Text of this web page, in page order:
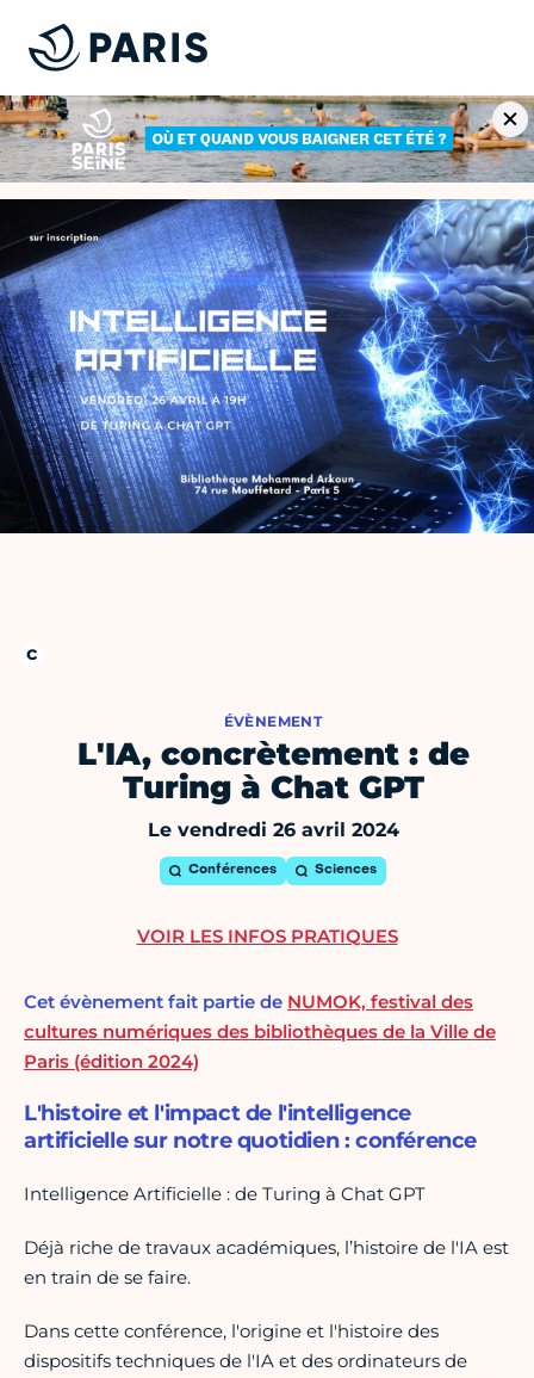
ÉVÈNEMENT
L'IA, concrètement : de
Turing à Chat GPT
Le vendredi 26 avril 2024
Conférences Sciences
Cet évènement fait partie de NUMOK, festival des
cultures numériques des bibliothèques de la Ville de
Paris (édition 2024)
L'histoire et l'impact de l'intelligence
artificielle sur notre quotidien : conférence
Intelligence Artificielle : de Turing à Chat GPT
Déjà riche de travaux académiques, l’histoire de l'IA est
en train de se faire.
Dans cette conférence, l'origine et l'histoire des
dispositifs techniques de l'IA et des ordinateurs de
VOIR LES INFOS PRATIQUES